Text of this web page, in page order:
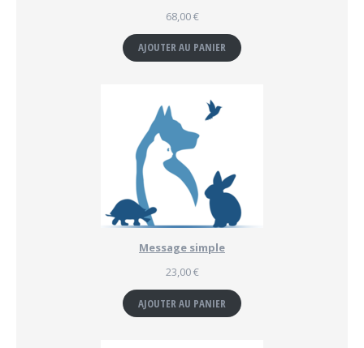
68,00€
AJOUTER AU PANIER
Message simple
23,00€
AJOUTER AU PANIER